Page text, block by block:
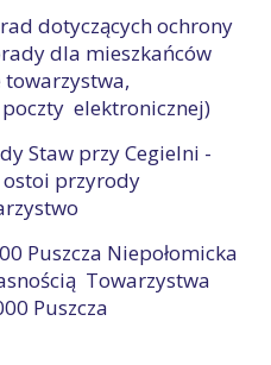
dotyczących ochrony
dla mieszkańców
elektronicznej)
Staw przy Cegielni -
ostoi przyrody
Puszcza Niepołomicka
Towarzystwa
Puszcza